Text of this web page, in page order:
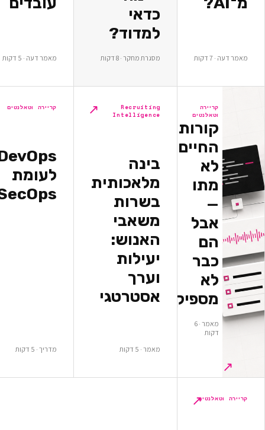
כדאי
למדוד?
מסגרת מחקר · 8 דקות מאמר דעה · 5 דקות
מאמר · 6
Recruiting
Intelligence
בינה
מלאכותית
בשרות
משאבי
האנוש:
יעילות
וערך
אסטרטגי
↗ קריירה וטאלנטים
DevOps
לעומת
DevSecOps
↗
↗